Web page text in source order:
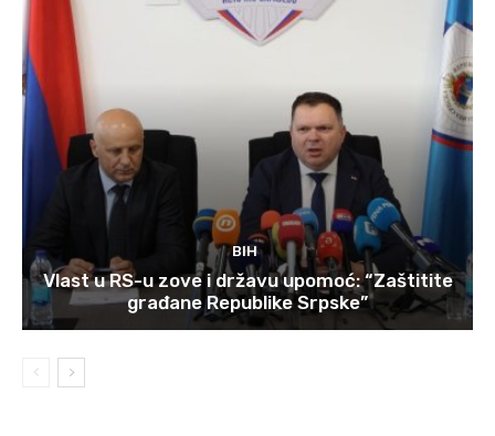
BIH
Vlast u RS-u zove i državu upomoć: “Zaštitite
građane Republike Srpske”